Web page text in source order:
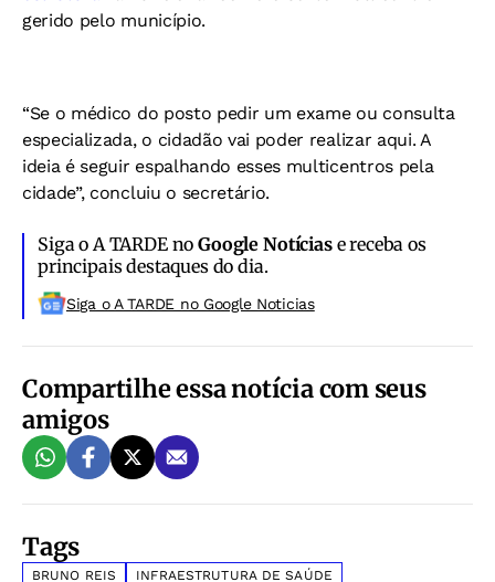
gerido pelo município.
“Se o médico do posto pedir um exame ou consulta
especializada, o cidadão vai poder realizar aqui. A
ideia é seguir espalhando esses multicentros pela
cidade”, concluiu o secretário.
Siga o A TARDE noGoogle Notíciase receba os
principais destaques do dia.
Siga o A TARDE no Google Noticias
Compartilhe essa notícia com seus
amigos
Tags
BRUNO REIS
INFRAESTRUTURA DE SAÚDE